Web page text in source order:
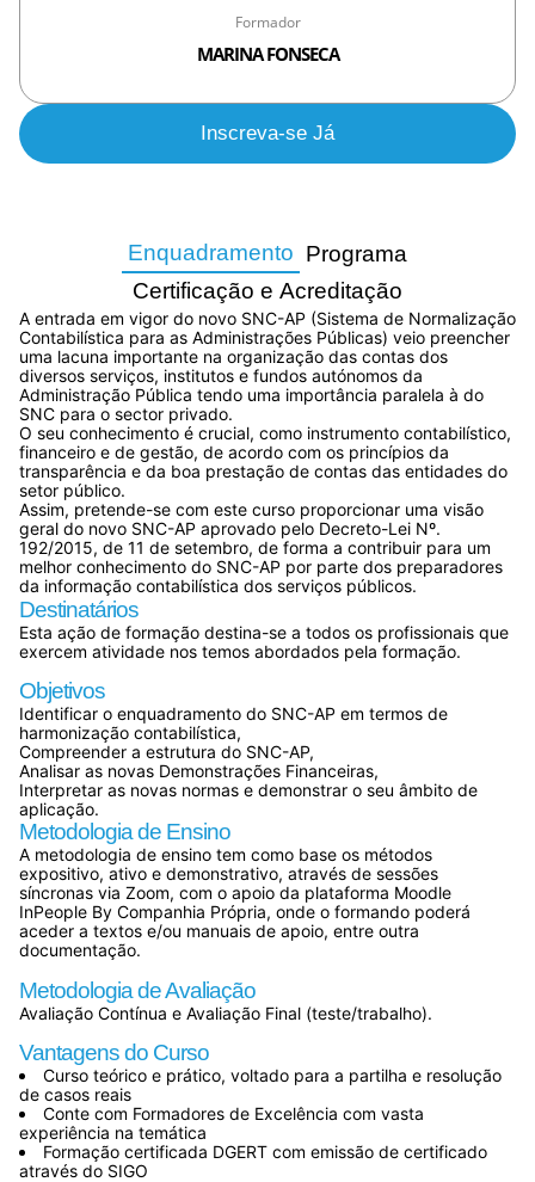
Formador
MARINA FONSECA
Inscreva-se Já
Enquadramento Programa
Certificação e Acreditação
A entrada em vigor do novo SNC-AP (Sistema de Normalização
Contabilística para as Administrações Públicas) veio preencher
uma lacuna importante na organização das contas dos
diversos serviços, institutos e fundos autónomos da
Administração Pública tendo uma importância paralela à do
SNC para o sector privado.
O seu conhecimento é crucial, como instrumento contabilístico,
financeiro e de gestão, de acordo com os princípios da
transparência e da boa prestação de contas das entidades do
setor público.
Assim, pretende-se com este curso proporcionar uma visão
geral do novo SNC-AP aprovado pelo Decreto-Lei Nº.
192/2015, de 11 de setembro, de forma a contribuir para um
melhor conhecimento do SNC-AP por parte dos preparadores
da informação contabilística dos serviços públicos.
Destinatários
Esta ação de formação destina-se a todos os profissionais que
exercem atividade nos temos abordados pela formação.
Objetivos
Identificar o enquadramento do SNC-AP em termos de
harmonização contabilística,
Compreender a estrutura do SNC-AP,
Analisar as novas Demonstrações Financeiras,
Interpretar as novas normas e demonstrar o seu âmbito de
aplicação.
Metodologia de Ensino
A metodologia de ensino tem como base os métodos
expositivo, ativo e demonstrativo, através de sessões
síncronas via Zoom, com o apoio da plataforma Moodle
InPeople By Companhia Própria, onde o formando poderá
aceder a textos e/ou manuais de apoio, entre outra
documentação.
Metodologia de Avaliação
Avaliação Contínua e Avaliação Final (teste/trabalho).
Vantagens do Curso
Curso teórico e prático, voltado para a partilha e resolução
de casos reais
Conte com Formadores de Excelência com vasta
experiência na temática
Formação certificada DGERT com emissão de certificado
através do SIGO